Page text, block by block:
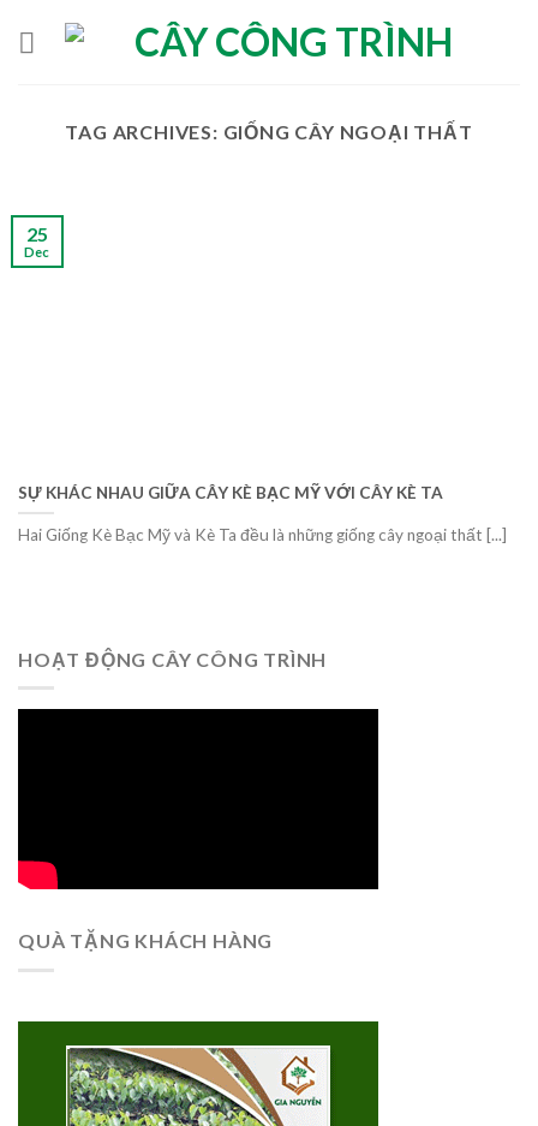
TAG ARCHIVES: GIỐNG CÂY NGOẠI THẤT
SỰ KHÁC NHAU GIỮA CÂY KÈ BẠC MỸ VỚI CÂY KÈ TA
Hai Giống Kè Bạc Mỹ và Kè Ta đều là những giống cây ngoại thất [...]
25
Dec
HOẠT ĐỘNG CÂY CÔNG TRÌNH
QUÀ TẶNG KHÁCH HÀNG